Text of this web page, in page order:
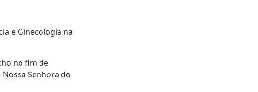
e Ginecologia na
no fim de
Senhora do